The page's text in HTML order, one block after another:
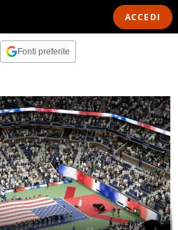
ACCEDI
Fonti preferite